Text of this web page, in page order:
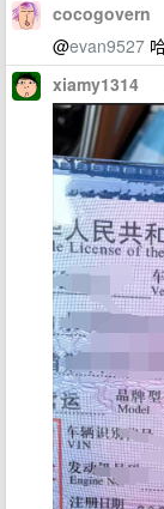
cocogovern
@evan9527
xiamy1314